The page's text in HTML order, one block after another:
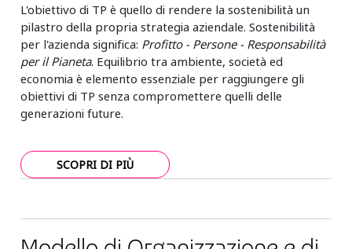
L'obiettivo di TP è quello di rendere la sostenibilità un
pilastro della propria strategia aziendale. Sostenibilità
per l'azienda significa: Profitto - Persone - Responsabilità
per il Pianeta. Equilibrio tra ambiente, società ed
economia è elemento essenziale per raggiungere gli
obiettivi di TP senza compromettere quelli delle
generazioni future.
SCOPRI DI PIÙ